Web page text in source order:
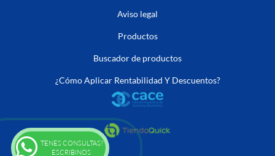
Aviso legal
Productos
Buscador de productos
¿Cómo Aplicar Rentabilidad Y Descuentos?
TENES CONSULTAS?
ESCRIBINOS